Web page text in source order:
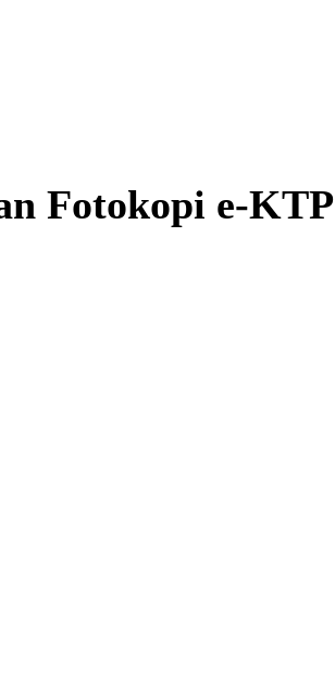
Fotokopi e-KTP